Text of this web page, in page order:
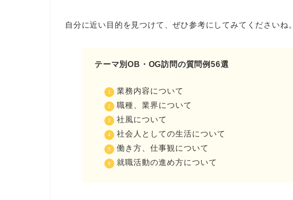
自分に近い目的を見つけて、ぜひ参考にしてみてくださいね。
テーマ別OB・OG訪問の質問例56選
業務内容について
職種、業界について
社風について
社会人としての生活について
働き方、仕事観について
就職活動の進め方について